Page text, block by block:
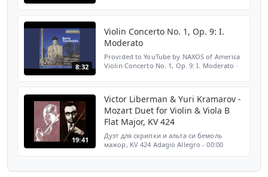
8:32
Violin Concerto No. 1, Op. 9: I.
Moderato
Provided to YouTube by NAXOS of America
Violin Concerto No. 1, Op. 9: I. Moderato ·
19:41
Victor Liberman & Yuri Kramarov -
Mozart Duet for Violin & Viola B
Flat Major, KV 424
Дуэт для скрипки и альта си бемоль
мажор, KV 424 Adagio Allegro - 00:00
from Melodiya LP С 10—...